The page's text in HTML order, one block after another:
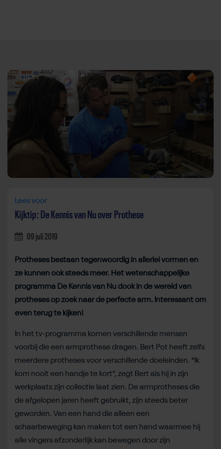
Direct door naar content
Lees voor
Kijktip: De Kennis van Nu over Prothese
09 juli 2019
Protheses bestaan tegenwoordig in allerlei vormen en
ze kunnen ook steeds meer. Het wetenschappelijke
programma De Kennis van Nu dook in de wereld van
protheses op zoek naar de perfecte arm. Interessant om
even terug te kijken!
In het tv-programma komen verschillende mensen
voorbij die een armprothese dragen. Bert Pot heeft zelfs
meerdere protheses voor verschillende doeleinden. “Ik
kom nooit een handje te kort”, zegt Bert als hij in zijn
werkplaats zijn collectie laat zien. De armprotheses die
de afgelopen jaren heeft gebruikt, zijn steeds beter
geworden. Van een hand die alleen een
schaarbeweging kan maken tot een hand waarmee hij
alle vingers afzonderlijk kan bewegen door zijn